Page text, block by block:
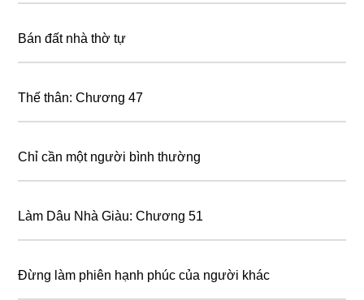
Bán đất nhà thờ tự
Thế thân: Chương 47
Chỉ cần một người bình thường
Làm Dâu Nhà Giàu: Chương 51
Đừng làm phiên hạnh phúc của người khác